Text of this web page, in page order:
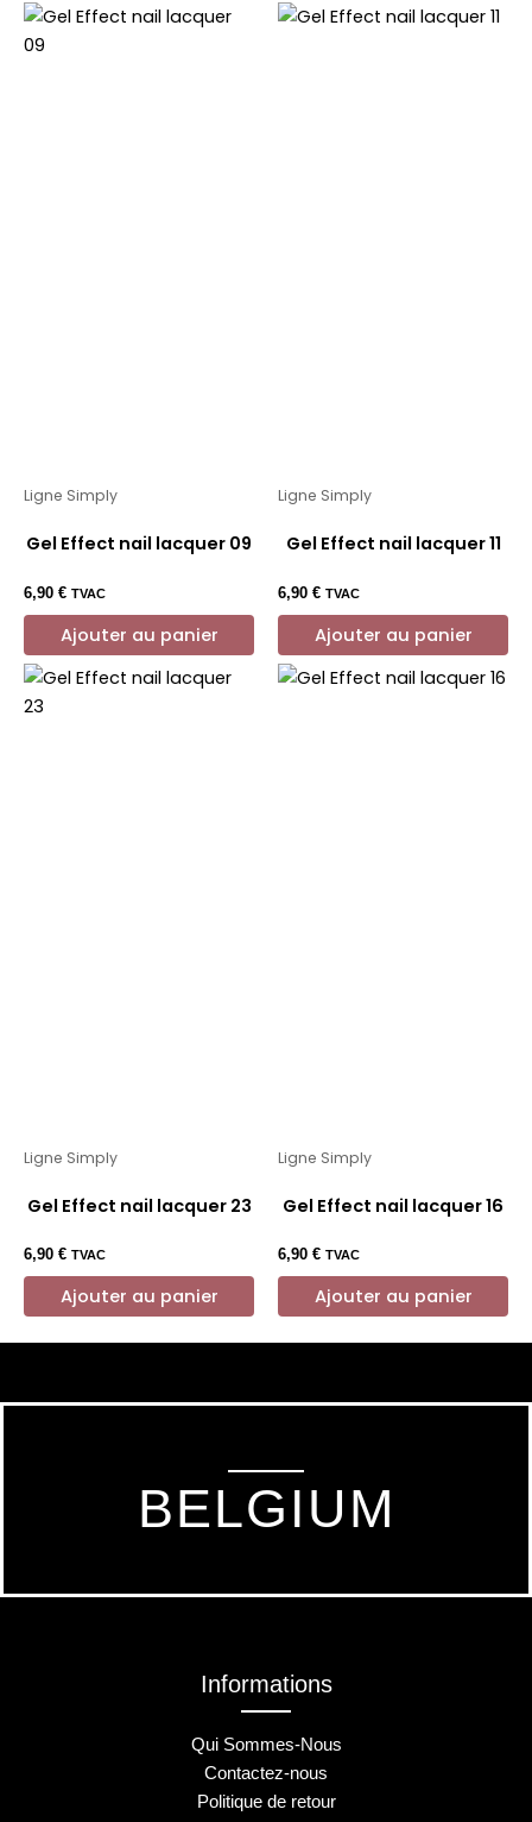
Ligne Simply
Gel Effect nail lacquer 09
6,90 € TVAC
Ajouter au panier
Ligne Simply
Gel Effect nail lacquer 11
6,90 € TVAC
Ajouter au panier
Ligne Simply
Gel Effect nail lacquer 23
6,90 € TVAC
Ajouter au panier
Ligne Simply
Gel Effect nail lacquer 16
6,90 € TVAC
Ajouter au panier
BELGIUM
Informations
Qui Sommes-Nous
Contactez-nous
Politique de retour